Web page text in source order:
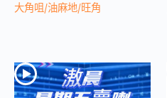
大角咀/油麻地/旺角